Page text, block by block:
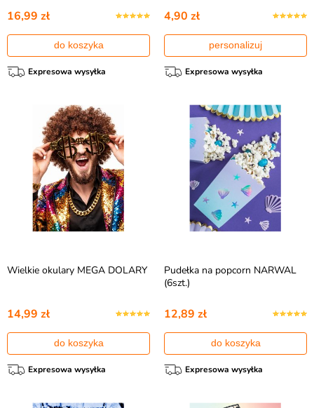
16,99 zł
do koszyka
Expresowa wysyłka
4,90 zł
personalizuj
Expresowa wysyłka
Wielkie okulary MEGA DOLARY
14,99 zł
do koszyka
Expresowa wysyłka
Pudełka na popcorn NARWAL
(6szt.)
12,89 zł
do koszyka
Expresowa wysyłka